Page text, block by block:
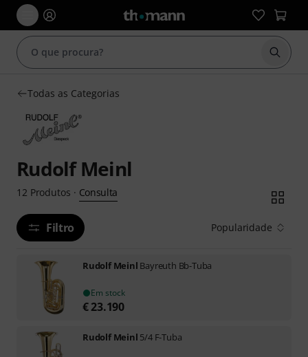
Iniciar
Todas as Categorias
Rudolf Meinl
12 Produtos · Consulta
Filtro Popularidade
Rudolf Meinl Bayreuth Bb-Tuba
Em stock
€23.190
Rudolf Meinl 5/4 F-Tuba